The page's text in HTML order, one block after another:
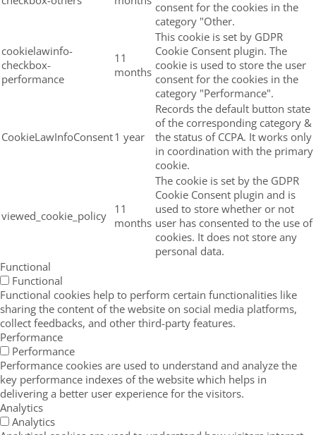
consent for the cookies in the
category "Other.
cookielawinfo-
checkbox-
performance
11
months
This cookie is set by GDPR
Cookie Consent plugin. The
cookie is used to store the user
consent for the cookies in the
category "Performance".
CookieLawInfoConsent1 year
Records the default button state
of the corresponding category &
the status of CCPA. It works only
in coordination with the primary
cookie.
viewed_cookie_policy 11
months
The cookie is set by the GDPR
Cookie Consent plugin and is
used to store whether or not
user has consented to the use of
cookies. It does not store any
personal data.
Functional
Functional
Functional cookies help to perform certain functionalities like
sharing the content of the website on social media platforms,
collect feedbacks, and other third-party features.
Performance
Performance
Performance cookies are used to understand and analyze the
key performance indexes of the website which helps in
delivering a better user experience for the visitors.
Analytics
Analytics